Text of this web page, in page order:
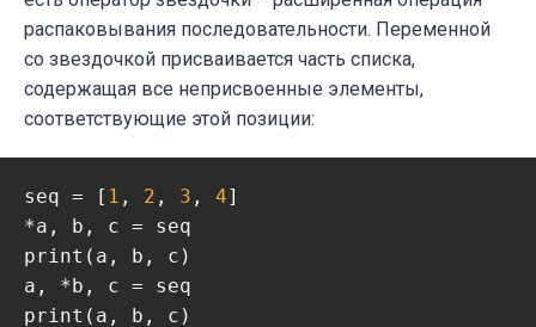
распаковывания последовательности. Переменной
со звездочкой присваивается часть списка,
содержащая все неприсвоенные элементы,
соответствующие этой позиции:
seq = [ 1 , 2 , 3 , 4]
*a, b, c = seq
print(a, b, c)
a, *b, c = seq
print(a, b, c)